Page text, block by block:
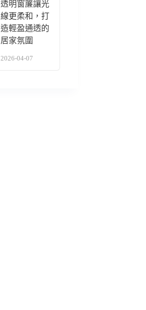
透明窗簾讓光
線更柔和，打
造輕盈通透的
居家氛圍
2026-04-07